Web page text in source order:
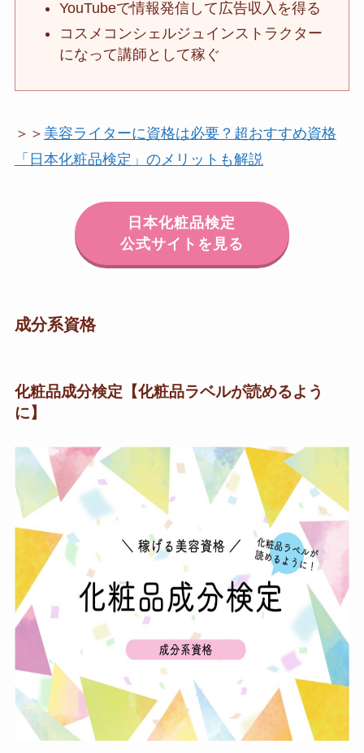
YouTubeで情報発信して広告収入を得る
コスメコンシェルジュインストラクター
になって講師として稼ぐ
＞＞ 美容ライターに資格は必要？超おすすめ資格
「日本化粧品検定」のメリットも解説
日本化粧品検定
公式サイトを見る
成分系資格
化粧品成分検定【化粧品ラベルが読めるよう
に】